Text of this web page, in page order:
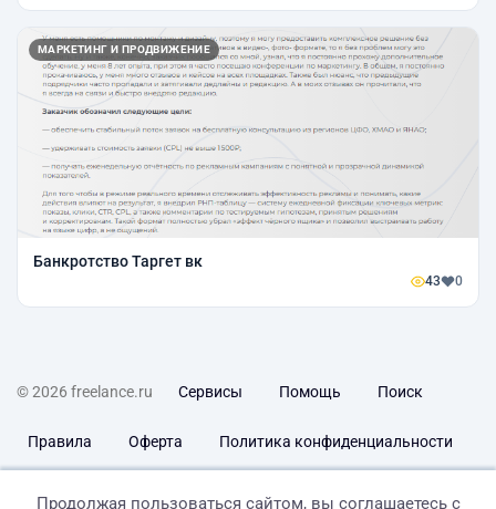
МАРКЕТИНГ И ПРОДВИЖЕНИЕ
Банкротство Таргет вк
43 0
© 2026 freelance.ru Сервисы Помощь Поиск
Правила Оферта Политика конфиденциальности
Продолжая пользоваться сайтом, вы соглашаетесь с